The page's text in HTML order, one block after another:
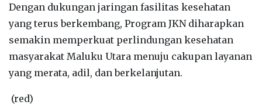
‎Dengan dukungan jaringan fasilitas kesehatan
yang terus berkembang, Program JKN diharapkan
semakin memperkuat perlindungan kesehatan
masyarakat Maluku Utara menuju cakupan layanan
yang merata, adil, dan berkelanjutan.
(red)